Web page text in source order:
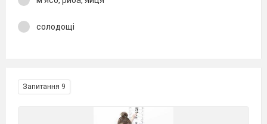
солодощі
Запитання 9